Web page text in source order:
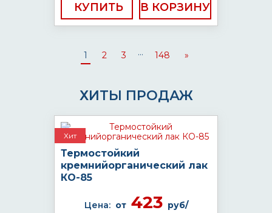
КУПИТЬ
1 2 3 ... 148 »
ХИТЫ ПРОДАЖ
Хит
Термостойкий
кремнийорганический лак
КО-85
Цена: от423 руб/